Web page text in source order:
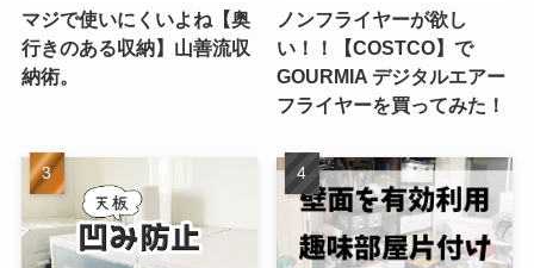
マジで使いにくいよね【奥
行きのある収納】山善流収
納術。
ノンフライヤーが欲し
い！！【COSTCO】で
GOURMIA デジタルエアー
フライヤーを買ってみた！